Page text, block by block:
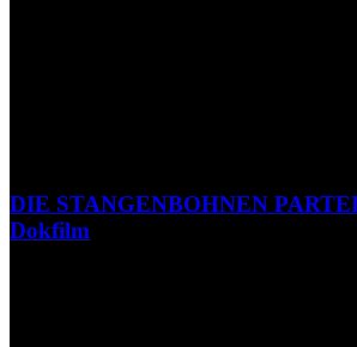
DIE STANGENBOHNEN PARTEI
Dokfilm